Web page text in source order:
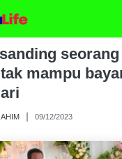
mampu
09/12/2023